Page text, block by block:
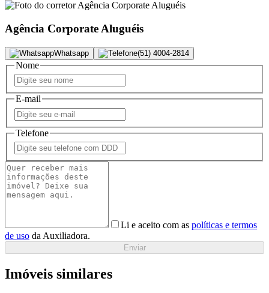
Agência Corporate Aluguéis
Whatsapp (51) 4004-2814
Nome
E-mail
Telefone
Li e aceito com as políticas e termos
de uso da Auxiliadora.
Enviar
Imóveis similares